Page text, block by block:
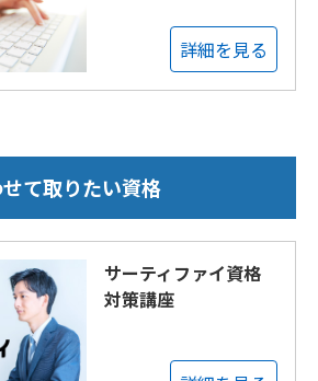
詳細を見る
て取りたい資格
サーティファイ資格
対策講座